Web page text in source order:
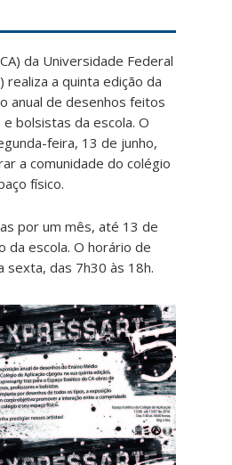
da Universidade Federal
realiza a quinta edição da
anual de desenhos feitos
bolsistas da escola. O
feira, 13 de junho,
a comunidade do colégio
físico.
por um mês, até 13 de
da escola. O horário de
sexta, das 7h30 às 18h.